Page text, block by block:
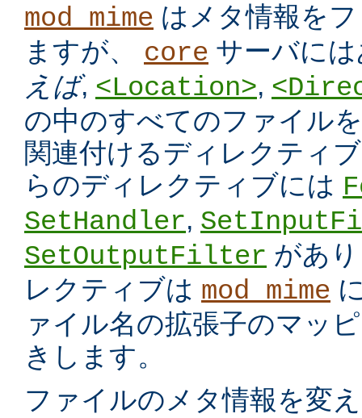
mod_mime はメタ情報を
ますが、 core サーバに
えば, <Location>,
の中のすべてのファイル
関連付けるディレクティ
らのディレクティブには
SetHandler,
SetOutputFilter があ
レクティブは mod_mime
ァイル名の拡張子のマッ
きします。
ファイルのメタ情報を変